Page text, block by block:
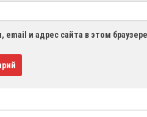
email и адрес сайта в этом